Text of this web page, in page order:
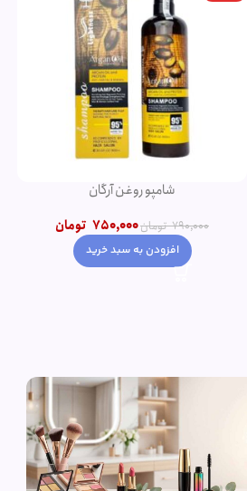
شامپو روغن آرگان
790,000 تومان750,000 تومان
افزودن به سبد خرید